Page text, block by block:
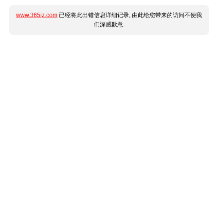
www.365jz.com 已经将此出错信息详细记录, 由此给您带来的访问不便我
们深感歉意.